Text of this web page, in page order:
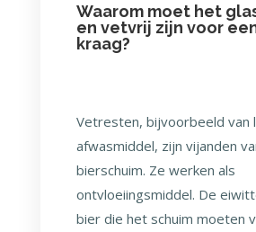
Waarom moet het
en vetvrij zijn voor
kraag?
Vetresten, bijvoorbeeld van
afwasmiddel, zijn vijanden
bierschuim. Ze werken als
ontvloeiingsmiddel. De
bier die het schuim moeten